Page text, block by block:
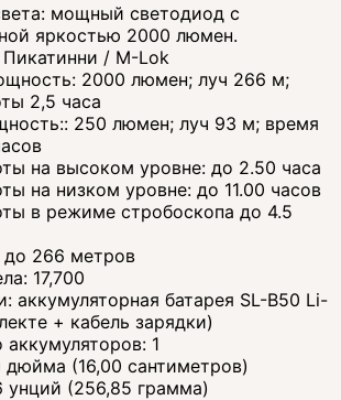
мощный светодиод с
яркостью 2000 люмен.
Пикатинни / M-Lok
2000 люмен; луч 266 м;
2,5 часа
250 люмен; луч 93 м; время
на высоком уровне: до 2.50 часа
на низком уровне: до 11.00 часов
в режиме стробоскопа до 4.5
до 266 метров
17,700
аккумуляторная батарея SL-B50 Li-
+ кабель зарядки)
аккумуляторов: 1
дюйма (16,00 сантиметров)
унций (256,85 грамма)